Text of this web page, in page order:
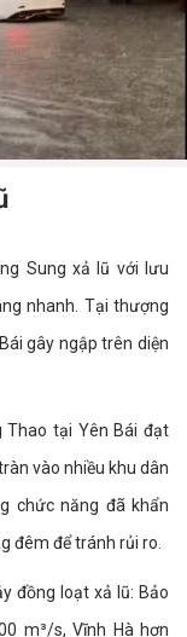
Sung xả lũ với lưu
nhanh. Tại thượng
gây ngập trên diện
Thao tại Yên Bái đạt
vào nhiều khu dân
chức năng đã khẩn
đêm để tránh rủi ro.
đồng loạt xả lũ: Bảo
m³/s, Vĩnh Hà hơn